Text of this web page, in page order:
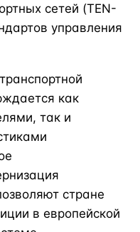
сетей (TEN-
управления
как
так и
стране
в европейской